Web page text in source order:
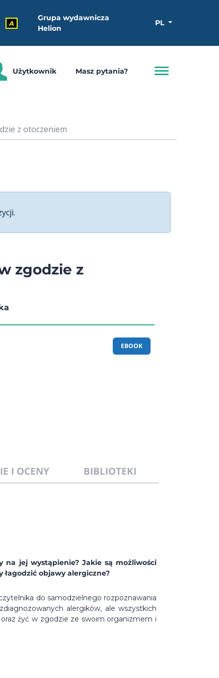
A
Grupa wydawnicza
Helion
PL
Użytkownik Masz pytania?
z otoczeniem
zgodzie z
EBOOK
I OCENY BIBLIOTEKI
na jej wystąpienie? Jakie są możliwości
objawy alergiczne?
do samodzielnego rozpoznawania
alergików, ale wszystkich
żyć w zgodzie ze swoim organizmem i